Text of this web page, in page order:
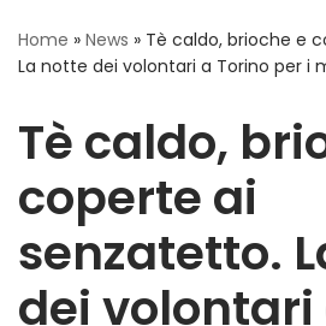
Home » News » Tè caldo, brioche e
La notte dei volontari a Torino per i
Tè caldo,
coperte ai
senzatetto.
dei volontari